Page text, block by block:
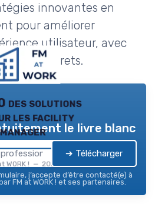
innovantes en
pour améliorer
utilisateur, avec
concrets.
des solutions
les facility
manager
WORK ! — 2026
le livre blanc
➔ Télécharger
j’accepte d’être contacté(e) à
FM at WORK ! et ses partenaires.